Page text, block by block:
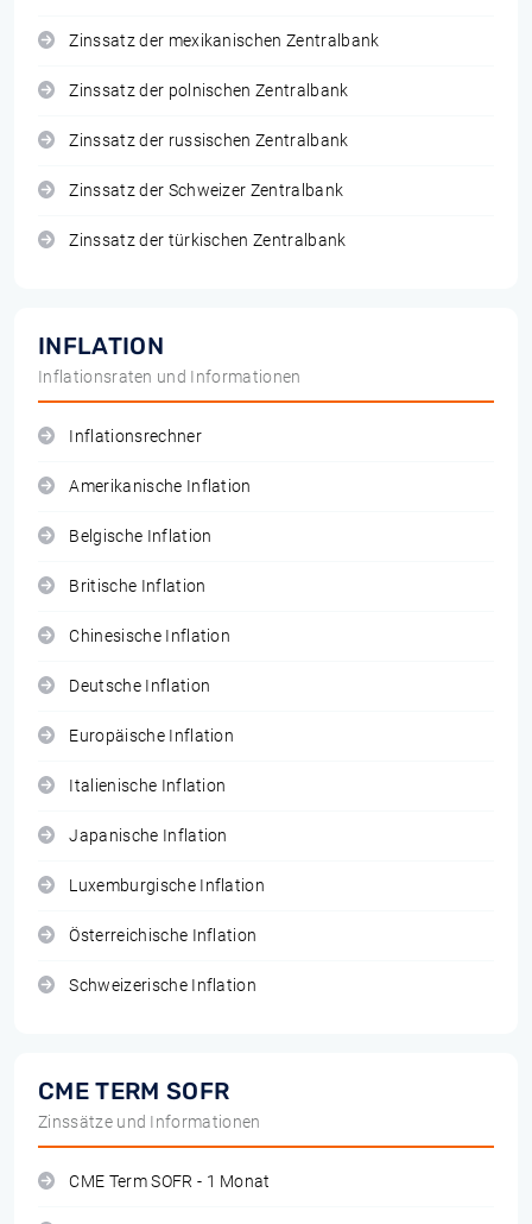
Zinssatz der mexikanischen Zentralbank
Zinssatz der polnischen Zentralbank
Zinssatz der russischen Zentralbank
Zinssatz der Schweizer Zentralbank
Zinssatz der türkischen Zentralbank
INFLATION
Inflationsraten und Informationen
Inflationsrechner
Amerikanische Inflation
Belgische Inflation
Britische Inflation
Chinesische Inflation
Deutsche Inflation
Europäische Inflation
Italienische Inflation
Japanische Inflation
Luxemburgische Inflation
Österreichische Inflation
Schweizerische Inflation
CME TERM SOFR
Zinssätze und Informationen
CME Term SOFR - 1 Monat